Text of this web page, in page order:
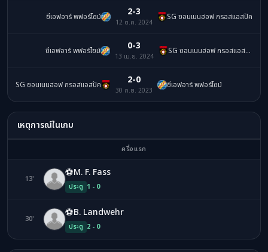
ซีเอฟอาร์ พฟอร์ไซม์ 2-3
12 ต.ค. 2024
SG ซอนเนนฮอฟ กรอสแอสปัค
ซีเอฟอาร์ พฟอร์ไซม์ 0-3
13 เม.ย. 2024
SG ซอนเนนฮอฟ กรอสแอสปัค
SG ซอนเนนฮอฟ กรอสแอสปัค 2-0
30 ก.ย. 2023
ซีเอฟอาร์ พฟอร์ไซม์
เหตุการณ์ในเกม
ครึ่งแรก
13' MF ⚽M. F. Fass
ประตู 1 - 0
30' BL ⚽B. Landwehr
ประตู 2 - 0